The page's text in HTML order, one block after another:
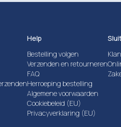
Help
Bestelling volgen
Verzenden en retourneren
FAQ
Herroeping bestelling
Algemene voorwaarden
Cookiebeleid (EU)
Privacyverklaring (EU)